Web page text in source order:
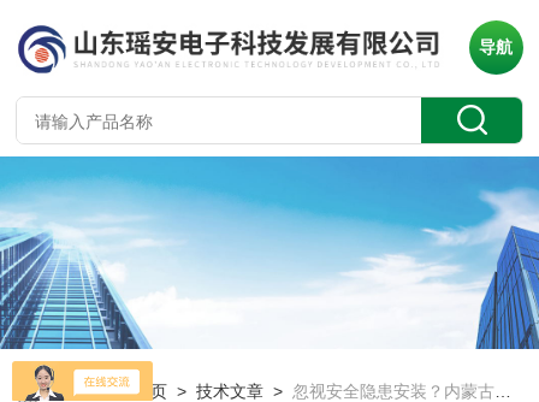
导航
当前位置：首页 >技术文章 > 忽视安全隐患安装？内蒙古一加油站未安装可燃气体报警器被罚2万元！